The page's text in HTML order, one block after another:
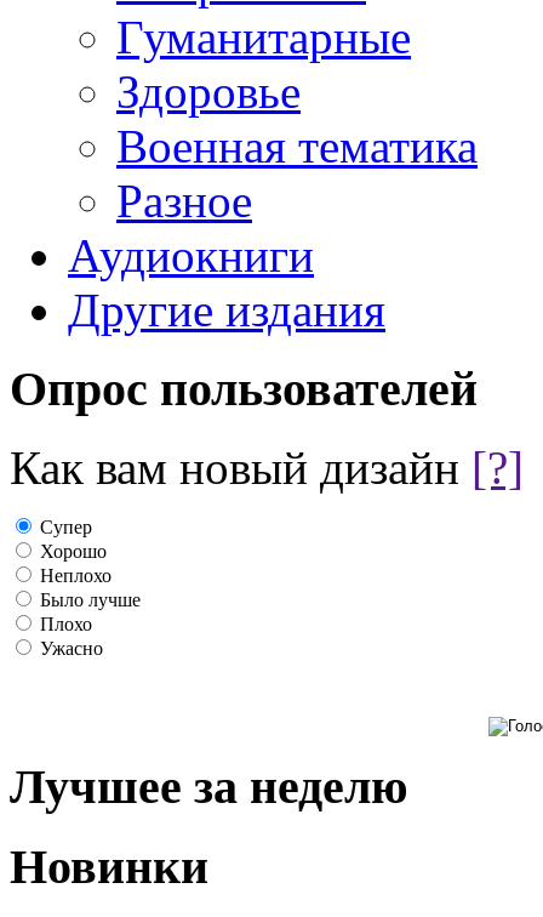
Гуманитарные
Здоровье
Военная тематика
Разное
Аудиокниги
Другие издания
Опрос пользователей
Как вам новый дизайн [?]
Супер
Хорошо
Неплохо
Было лучше
Плохо
Ужасно
Лучшее за неделю
Новинки